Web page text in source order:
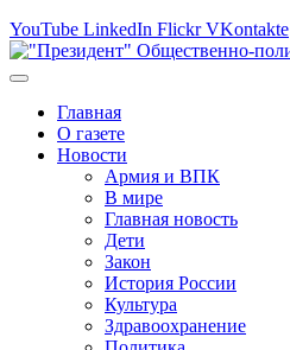
YouTube LinkedIn Flickr VKontakte
Главная
О газете
Новости
Армия и ВПК
В мире
Главная новость
Дети
Закон
История России
Культура
Здравоохранение